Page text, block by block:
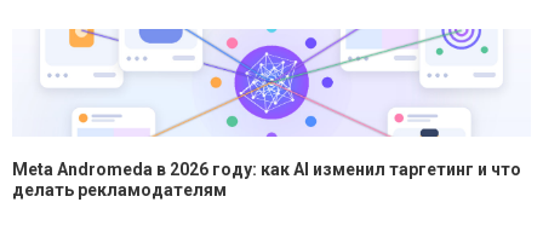
Meta Andromeda в 2026 году: как AI изменил таргетинг и что
делать рекламодателям